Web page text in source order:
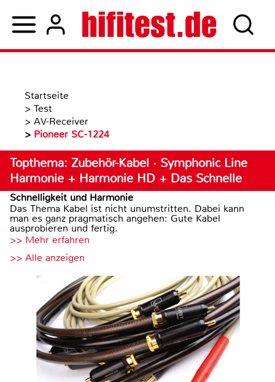
Startseite
> Test
> AV-Receiver
> Pioneer SC-1224
Topthema: Zubehör-Kabel · Symphonic Line
Harmonie + Harmonie HD + Das Schnelle
Schnelligkeit und Harmonie
Das Thema Kabel ist nicht unumstritten. Dabei kann
man es ganz pragmatisch angehen: Gute Kabel
ausprobieren und fertig.
>> Mehr erfahren
>> Alle anzeigen